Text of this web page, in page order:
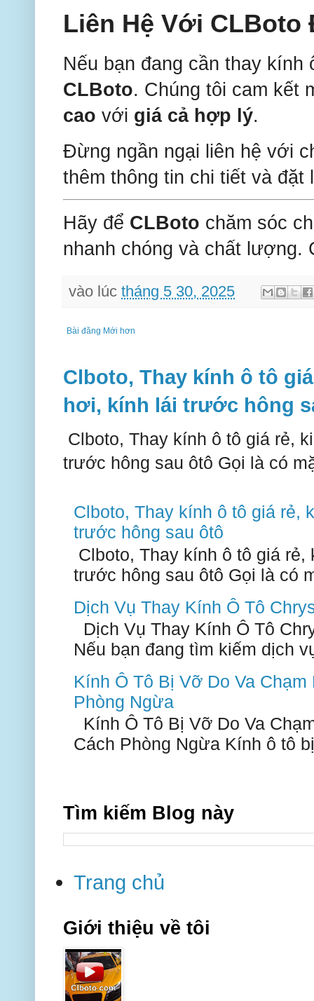
Liên Hệ Với CLBoto
Nếu bạn đang cần thay kính
CLBoto. Chúng tôi cam kết
cao với giá cả hợp lý.
Đừng ngần ngại liên hệ với
thêm thông tin chi tiết và đặt
Hãy để CLBoto chăm sóc
nhanh chóng và chất lượng.
vào lúc tháng 5 30, 2025
Bài đăng Mới hơn
Clboto, Thay kính ô tô
hơi, kính lái trước hông
Clboto, Thay kính ô tô giá rẻ,
trước hông sau ôtô Gọi là có
Clboto, Thay kính ô tô giá rẻ,
trước hông sau ôtô
Clboto, Thay kính ô tô giá
trước hông sau ôtô Gọi là có
Dịch Vụ Thay Kính Ô Tô
Dịch Vụ Thay Kính Ô Tô
Nếu bạn đang tìm kiếm dịch
Kính Ô Tô Bị Vỡ Do Va
Phòng Ngừa
Kính Ô Tô Bị Vỡ Do Va
Cách Phòng Ngừa Kính ô tô
Tìm kiếm Blog này
Trang chủ
Giới thiệu về tôi